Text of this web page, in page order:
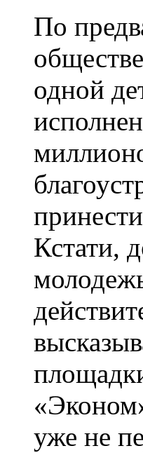
По
одной
Кстати,
уже не